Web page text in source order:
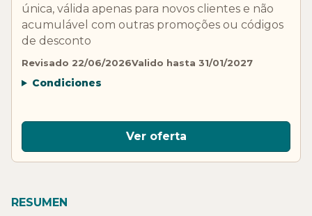
única, válida apenas para novos clientes e não
acumulável com outras promoções ou códigos
de desconto
Revisado 22/06/2026Valido hasta 31/01/2027
Condiciones
Ver oferta
RESUMEN